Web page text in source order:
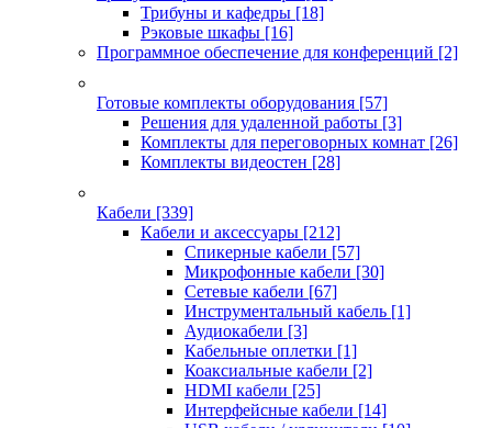
Трибуны и кафедры [18]
Рэковые шкафы [16]
Программное обеспечение для конференций [2]
Готовые комплекты оборудования [57]
Решения для удаленной работы [3]
Комплекты для переговорных комнат [26]
Комплекты видеостен [28]
Кабели [339]
Кабели и аксессуары [212]
Спикерные кабели [57]
Микрофонные кабели [30]
Сетевые кабели [67]
Инструментальный кабель [1]
Аудиокабели [3]
Кабельные оплетки [1]
Коаксиальные кабели [2]
HDMI кабели [25]
Интерфейсные кабели [14]